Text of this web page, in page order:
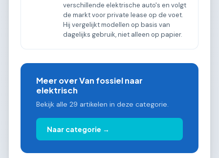
verschillende elektrische auto's en volgt
de markt voor private lease op de voet.
Hij vergelijkt modellen op basis van
dagelijks gebruik, niet alleen op papier.
Meer over Van fossiel naar
elektrisch
Bekijk alle 29 artikelen in deze categorie.
Naar categorie →